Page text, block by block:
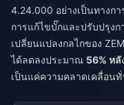
4.24.000 อย่างเป็นทางก
การแก้ไขบั๊กและปรับปรุงก
เปลี่ยนแปลงกลไกของ
ได้ลดลงประมาณ 56% หลั
เป็นแค่ความคลาดเคลื่อนทั่